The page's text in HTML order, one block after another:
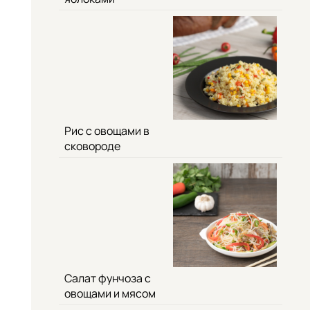
Рис с овощами в
сковороде
Салат фунчоза с
овощами и мясом